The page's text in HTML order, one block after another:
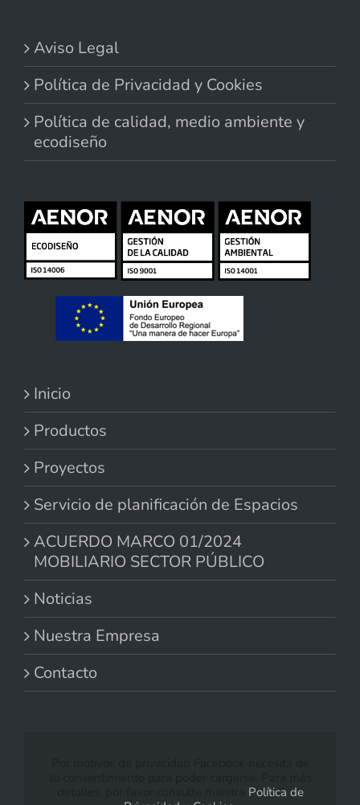
Aviso Legal
Política de Privacidad y Cookies
Política de calidad, medio ambiente y
ecodiseño
Inicio
Productos
Proyectos
Servicio de planificación de Espacios
ACUERDO MARCO 01/2024
MOBILIARIO SECTOR PÚBLICO
Noticias
Nuestra Empresa
Contacto
Política de